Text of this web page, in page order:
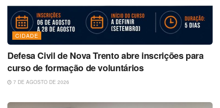
CIDADE
Defesa Civil de Nova Trento abre inscrições para
curso de formação de voluntários
7 DE AGOSTO DE 2026